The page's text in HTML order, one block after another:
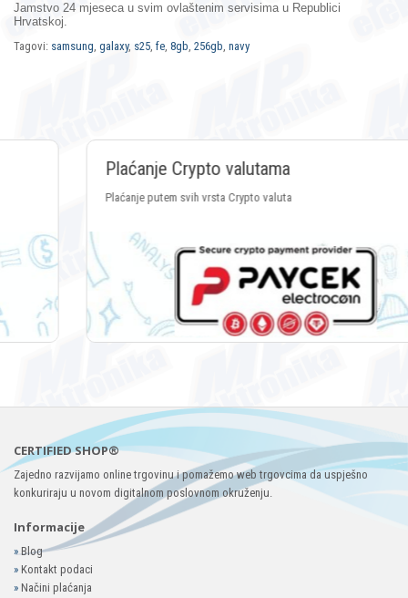
Jamstvo 24 mjeseca u svim ovlaštenim servisima u Republici
Hrvatskoj.
Tagovi: samsung, galaxy, s25, fe, 8gb, 256gb, navy
Plaćanje Crypto valutama
Plaćanje putem svih vrsta Crypto valuta
CERTIFIED SHOP®
Zajedno razvijamo online trgovinu i pomažemo web trgovcima da uspješno
konkuriraju u novom digitalnom poslovnom okruženju.
Informacije
»Blog
» Kontakt podaci
» Načini plaćanja